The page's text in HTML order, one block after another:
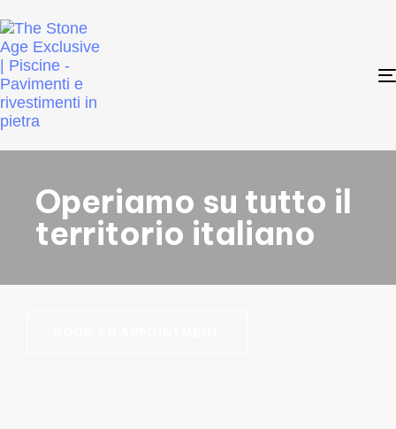
Operiamo su tutto il
territorio italiano